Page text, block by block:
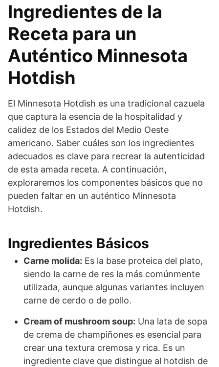
Ingredientes de la
Receta para un
Auténtico Minnesota
Hotdish
El Minnesota Hotdish es una tradicional cazuela
que captura la esencia de la hospitalidad y
calidez de los Estados del Medio Oeste
americano. Saber cuáles son los ingredientes
adecuados es clave para recrear la autenticidad
de esta amada receta. A continuación,
exploraremos los componentes básicos que no
pueden faltar en un auténtico Minnesota
Hotdish.
Ingredientes Básicos
Carne molida: Es la base proteica del plato,
siendo la carne de res la más comúnmente
utilizada, aunque algunas variantes incluyen
carne de cerdo o de pollo.
Cream of mushroom soup: Una lata de sopa
de crema de champiñones es esencial para
crear una textura cremosa y rica. Es un
ingrediente clave que distingue al hotdish de